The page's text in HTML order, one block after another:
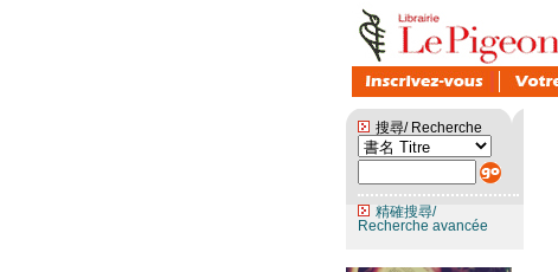
搜尋/ Recherche
精確搜尋/
Recherche avancée